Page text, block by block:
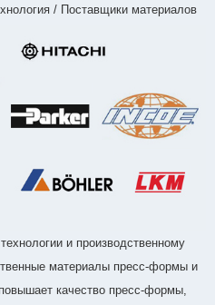
/ Поставщики материалов
и производственному
материалы пресс-формы и
качество пресс-формы,